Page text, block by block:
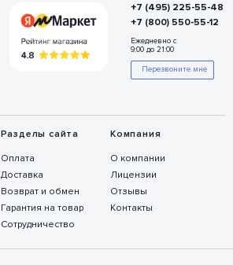
Разделы сайта
Оплата
Доставка
Возврат и обмен
Гарантия на товар
Сотрудничество
Компания
О компании
Лицензии
Отзывы
Контакты
+7 (495) 225-55-48
+7 (800) 550-55-12
Ежедневно с
9:00 до 21:00
Перезвоните мне